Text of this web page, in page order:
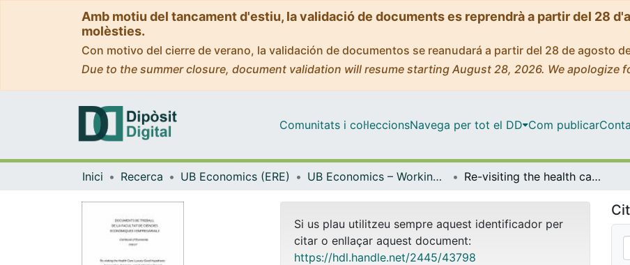
Amb motiu del tancament d'estiu, la validació de documents es reprendrà a partir del 28
molèsties.
Con motivo del cierre de verano, la validación de documentos se reanudará a partir del 28 de agosto
Due to the summer closure, document validation will resume starting August 28, 2026. We apologize
Comunitats i col·leccionsNavega per tot el DD Com publicar
Inici Recerca UB Economics (ERE) UB Economics – Working Papers [ERE] Re-visiting the health care luxury good hypothesis: Aggregation, precision, and publication biases?
Si us plau utilitzeu sempre aquest identificador per
citar o enllaçar aquest document:
https://hdl.handle.net/2445/43798